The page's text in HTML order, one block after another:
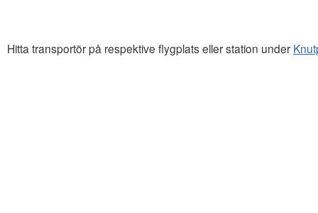
Hitta transportör på respektive flygplats eller station under